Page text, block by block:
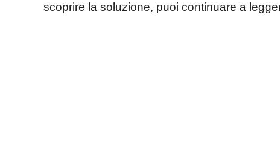
scoprire la soluzione, puoi continuare a